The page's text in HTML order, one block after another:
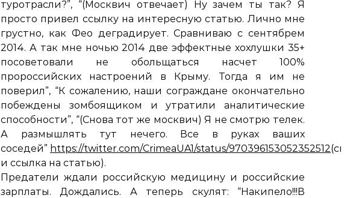
туротрасли?”, “(Москвич отвечает) Ну зачем ты так? Я
просто привел ссылку на интересную статью. Лично мне
грустно, как Фео деградирует. Сравниваю с сентябрем
2014. А так мне ночью 2014 две эффектные хохлушки 35+
посоветовали не обольщаться насчет 100%
пророссийских настроений в Крыму. Тогда я им не
поверил”, “К сожалению, наши сограждане окончательно
побеждены зомбоящиком и утратили аналитические
способности”, “(Снова тот же москвич) Я не смотрю телек.
А размышлять тут нечего. Все в руках ваших
соседей” https://twitter.com/CrimeaUA1/status/970396153052352512
и ссылка на статью).
Предатели ждали российскую медицину и российские
зарплаты. Дождались. А теперь скулят: “Накипело!!!В